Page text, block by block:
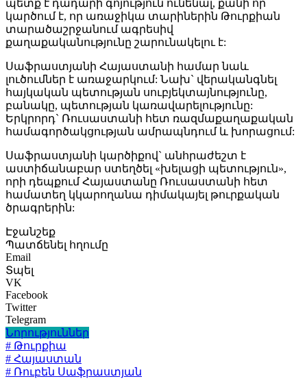
պետք է դադարի գոյություն ունենալ, քանի որ
կարծում է, որ առաջիկա տարիներին Թուրքիան
տարածաշրջանում ագրեսիվ
քաղաքականությունը շարունակելու է:
Սաֆրաստյանի Հայաստանի համար նաև
լուծումներ է առաջարկում: Նախ` վերականգնել
հայկական պետության սուբյեկտայնությունը,
բանակը, պետության կառավարելությունը:
Երկրորդ` Ռուսաստանի հետ ռազմաքաղաքական
համագործակցության ամրապնդում և խորացում:
Սաֆրաստյանի կարծիքով` անհրաժեշտ է
աստիճանաբար ստեղծել «խելացի պետություն»,
որի դեպքում Հայաստանը Ռուսաստանի հետ
համատեղ կկարողանա դիմակայել թուրքական
ծրագրերին:
Էջանշեք
Պատճենել հղումը
Email
Տպել
VK
Facebook
Twitter
Telegram
Նորություններ
# Թուրքիա
# Հայաստան
# Ռուբեն Սաֆրաստյան